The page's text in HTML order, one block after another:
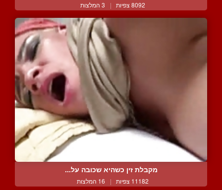
8092 צפיות | 3 המלצות
מקבלת זין כשהיא שכובה על...
11182 צפיות | 16 המלצות